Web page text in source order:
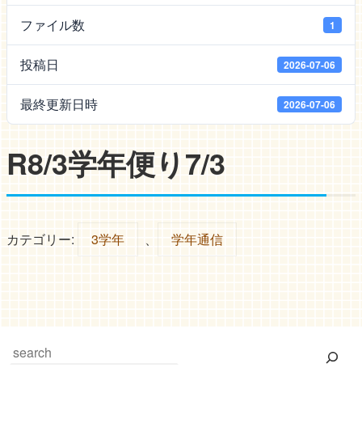
ファイル数 1
投稿日 2026-07-06
最終更新日時 2026-07-06
R8/3学年便り7/3
カテゴリー: 3学年 、 学年通信